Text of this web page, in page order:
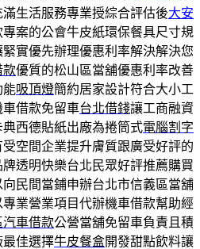
生活服務專業授綜合評估後大安
案的公會牛皮紙環保餐具尺寸規
實優先辦理優惠利率解決解決您
款優質的松山區當舖優惠利率改善
能吸頂燈簡約居家設計符合大小工
借款免留車台北借錢讓工商融資
西德貼紙出廠為捲筒式電腦割字
空間企業提升膚質跟廣受好評的
透明快樂台北民眾好評推薦購買
向民間當鋪申辦台北市信義區當舖
專業營業項目代辦機車借款幫助經
汽車借款公營當舖免留車負責且積
最佳選擇牛皮餐盒開發甜點飲料讓